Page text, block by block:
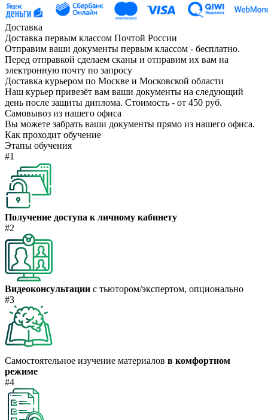
Доставка
Доставка первым классом Почтой России
Отправим ваши документы первым классом - бесплатно.
Перед отправкой сделаем сканы и отправим их вам на
электронную почту по запросу
Доставка курьером по Москве и Московской области
Наш курьер привезёт вам ваши документы на следующий
день после защиты диплома. Стоимость - от 450 руб.
Самовывоз из нашего офиса
Вы можете забрать ваши документы прямо из нашего офиса.
Как проходит обучение
Этапы обучения
#1
Получение доступа к личному кабинету
#2
Видеоконсультации с тьютором/экспертом, опционально
#3
Самостоятельное изучение материалов в комфортном
режиме
#4